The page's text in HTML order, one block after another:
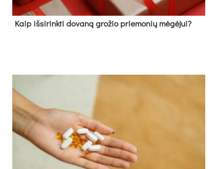
Kaip išsirinkti dovaną grožio priemonių mėgėjui?